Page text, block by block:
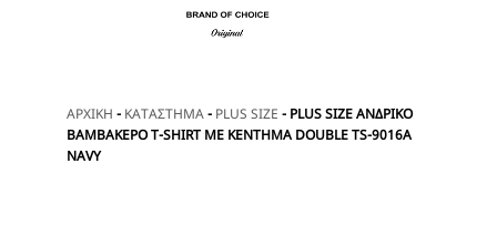
ΑΡΧΙΚΗ - ΚΑΤΑΣΤΗΜΑ- PLUS SIZE - PLUS SIZE ΑΝΔΡΙΚΟ
ΒΑΜΒΑΚΕΡΟ T-SHIRT ΜΕ ΚΕΝΤΗΜΑ DOUBLE TS-9016Α
NAVY